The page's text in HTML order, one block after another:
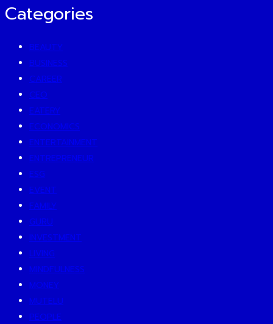
Categories
BEAUTY
BUSINESS
CAREER
CEO
EATERY
ECONOMICS
ENTERTAINMENT
ENTREPRENEUR
ESG
EVENT
FAMILY
GURU
INVESTMENT
LIVING
MINDFULNESS
MONEY
MUTELU
PEOPLE